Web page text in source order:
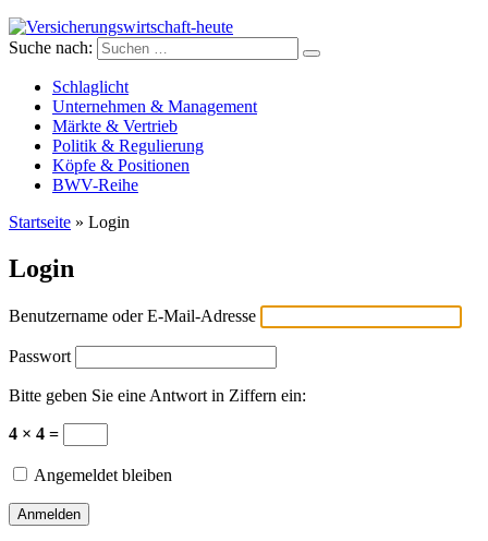
Versicherungswirtschaft-heute
Suche nach:
Schlaglicht
Unternehmen & Management
Märkte & Vertrieb
Politik & Regulierung
Köpfe & Positionen
BWV-Reihe
Startseite » Login
Login
Benutzername oder E-Mail-Adresse
Passwort
Bitte geben Sie eine Antwort in Ziffern ein:
4 × 4 =
Angemeldet bleiben